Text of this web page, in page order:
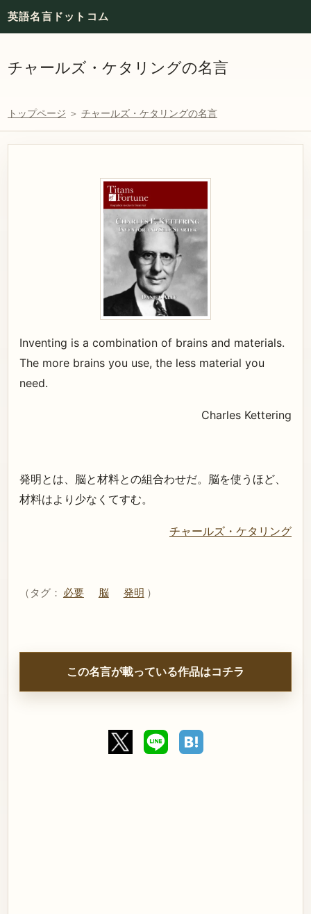
英語名言ドットコム
チャールズ・ケタリングの名言
トップページ ＞ チャールズ・ケタリングの名言
Inventing is a combination of brains and materials.
The more brains you use, the less material you
need.
Charles Kettering
発明とは、脳と材料との組合わせだ。脳を使うほど、
材料はより少なくてすむ。
チャールズ・ケタリング
（タグ： 必要 脳 発明 ）
この名言が載っている作品はコチラ